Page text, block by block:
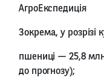
АгроЕкспедиція
Зокрема, у розрізі
пшениці — 25,8 млн
до прогнозу);